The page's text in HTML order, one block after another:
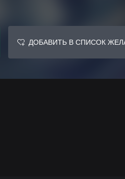
ДОБАВИТЬ В СПИСОК